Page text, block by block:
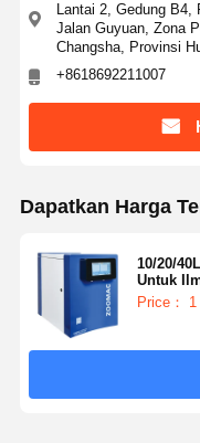
Lantai 2, Gedung B4,
Jalan Guyuan, Zona
Changsha, Provinsi
+8618692211007
Dapatkan Harga
10/20/
Untuk
Price：